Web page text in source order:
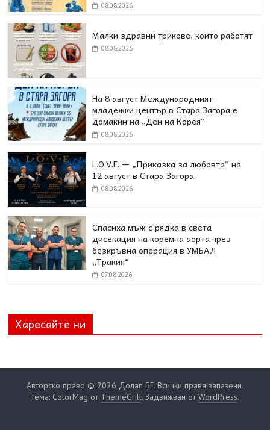
08.08.2026
Малки здравни трикове, които работят
08.08.2026
На 8 август Международният
младежки център в Стара Загора е
домакин на „Ден на Корея“
08.08.2026
L.O.V.E. — „Приказка за любовта“ на
12 август в Стара Загора
08.08.2026
Спасиха мъж с рядка в света
дисекация на коремна аорта чрез
безкръвна операция в УМБАЛ
„Тракия“
07.08.2026
Харесайте ни
Авторско право © 2026 Долап БГ. Всички права запазени.
Тема: ColorMag от ThemeGrill. Задвижван отWordPress.